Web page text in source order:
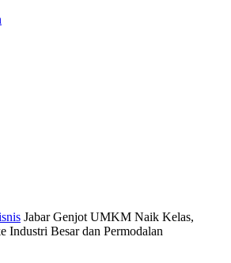
Jabar Genjot UMKM Naik Kelas,
Industri Besar dan Permodalan